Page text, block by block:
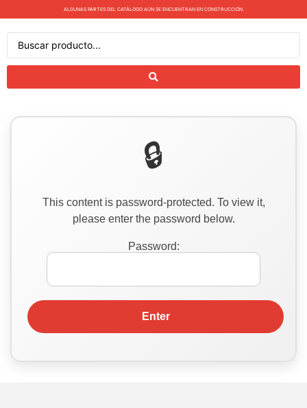
ALGUNAS PARTES DEL CATÁLOGO AÚN SE ENCUENTRAN EN CONSTRUCCIÓN.
This content is password-protected. To view it,
please enter the password below.
Password: